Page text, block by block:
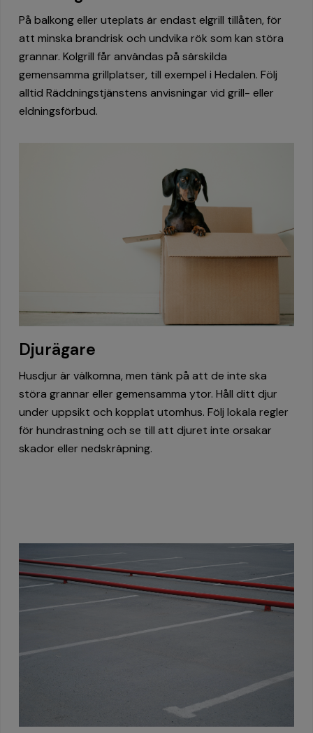
På balkong eller uteplats är endast elgrill tillåten, för
att minska brandrisk och undvika rök som kan störa
grannar. Kolgrill får användas på särskilda
gemensamma grillplatser, till exempel i Hedalen. Följ
alltid Räddningstjänstens anvisningar vid grill- eller
eldningsförbud.
Djurägare
Husdjur är välkomna, men tänk på att de inte ska
störa grannar eller gemensamma ytor. Håll ditt djur
under uppsikt och kopplat utomhus. Följ lokala regler
för hundrastning och se till att djuret inte orsakar
skador eller nedskräpning.